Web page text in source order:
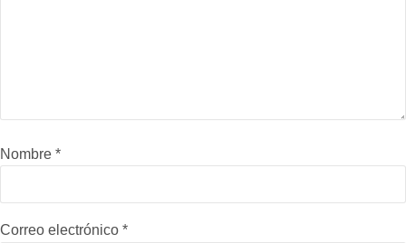
Nombre *
Correo electrónico *